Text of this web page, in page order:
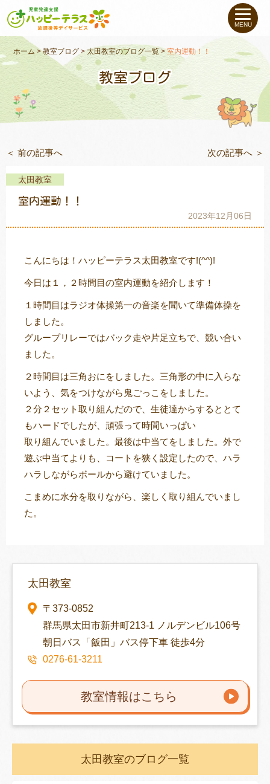
私たちについて
未就学のお子さま（０〜６才）
小学生〜高校生のお子さま
支援事例
教室一覧
MENU
ホーム >教室ブログ>太田教室のブログ一覧>室内運動！！
教室ブログ
＜ 前の記事へ 次の記事へ ＞
太田教室
室内運動！！
2023年12月06日
こんにちは！ハッピーテラス太田教室です!(^^)!
今日は１，２時間目の室内運動を紹介します！
１時間目はラジオ体操第一の音楽を聞いて準備体操を
しました。
グループリレーではバック走や片足立ちで、競い合い
ました。
２時間目は三角おにをしました。三角形の中に入らな
いよう、気をつけながら鬼ごっこをしました。
２分２セット取り組んだので、生徒達からするととて
もハードでしたが、頑張って時間いっぱい
取り組んでいました。最後は中当てをしました。外で
遊ぶ中当てよりも、コートを狭く設定したので、ハラ
ハラしながらボールから避けていました。
こまめに水分を取りながら、楽しく取り組んでいまし
た。
太田教室
〒373-0852
群馬県太田市新井町213-1 ノルデンビル106号
朝日バス「飯田」バス停下車 徒歩4分
0276-61-3211
教室情報はこちら
太田教室のブログ一覧